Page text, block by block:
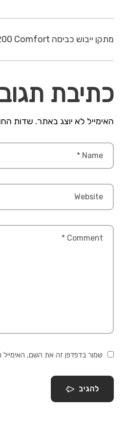
מתקן ייבוש כביסה PEGASUS 200 Comfort
כתיבת
האימייל לא יוצג באתר. שדות
שמור בדפדפן זה את השם,
להגיב